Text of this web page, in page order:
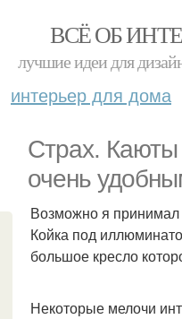
ВСЁ ОБ
лучшие идеи для
интерьер для дома
Страх. Каюты
очень
Возможно я принимал
Койка под
большое кресло
Некоторые мелочи